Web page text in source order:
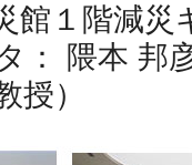
館１階減災
： 隈本 邦
授）